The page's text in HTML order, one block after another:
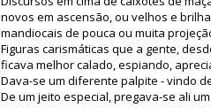
novos em ascensão, ou velhos e
mandiocais de pouca ou muita
Figuras carismáticas que a gente,
ficava melhor calado, espiando,
Dava-se um diferente palpite - vindo
De um jeito especial, pregava-se ali